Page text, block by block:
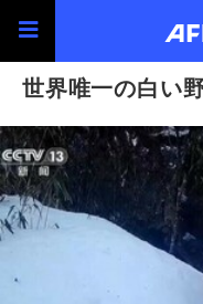
世界唯一の白い